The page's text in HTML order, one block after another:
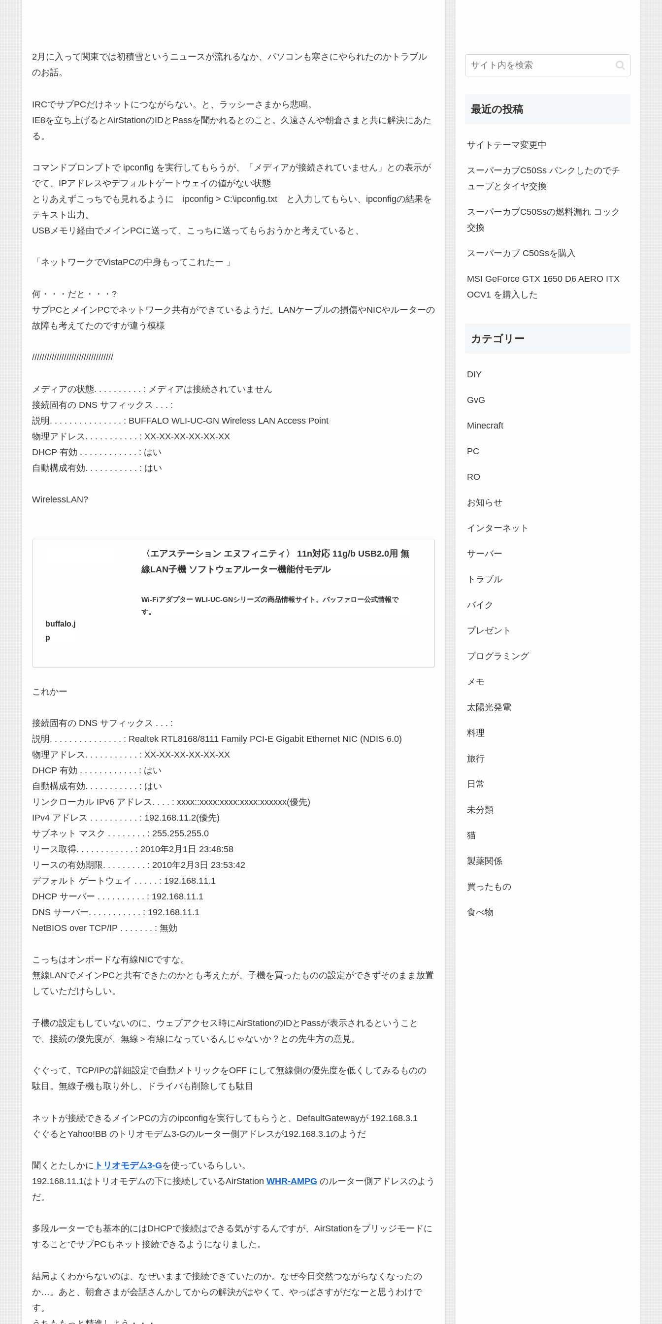
2月に入って関東では初積雪というニュースが流れるなか、パソコンも寒さにやられたのかトラブル
のお話。
IRCでサブPCだけネットにつながらない。と、ラッシーさまから悲鳴。
IE8を立ち上げるとAirStationのIDとPassを聞かれるとのこと。久遠さんや朝倉さまと共に解決にあた
る。
コマンドプロンプトで ipconfig を実行してもらうが、「メディアが接続されていません」との表示が
でて、IPアドレスやデフォルトゲートウェイの値がない状態
とりあえずこっちでも見れるように ipconfig > C:\ipconfig.txt と入力してもらい、ipconfigの結果を
テキスト出力。
USBメモリ経由でメインPCに送って、こっちに送ってもらおうかと考えていると、
「ネットワークでVistaPCの中身もってこれたー 」
何・・・だと・・・?
サブPCとメインPCでネットワーク共有ができているようだ。LANケーブルの損傷やNICやルーターの
故障も考えてたのですが違う模様
/////////////////////////////////
メディアの状態. . . . . . . . . . : メディアは接続されていません
接続固有の DNS サフィックス . . . :
説明. . . . . . . . . . . . . . . : BUFFALO WLI-UC-GN Wireless LAN Access Point
物理アドレス. . . . . . . . . . . : XX-XX-XX-XX-XX-XX
DHCP 有効 . . . . . . . . . . . . : はい
自動構成有効. . . . . . . . . . . : はい
WirelessLAN?
〈エアステーション エヌフィニティ〉 11n対応 11g/b USB2.0用 無
線LAN子機 ソフトウェアルーター機能付モデル
Wi-Fiアダプター WLI-UC-GNシリーズの商品情報サイト。バッファロー公式情報で
す。
buffalo.j
p
これかー
接続固有の DNS サフィックス . . . :
説明. . . . . . . . . . . . . . . : Realtek RTL8168/8111 Family PCI-E Gigabit Ethernet NIC (NDIS 6.0)
物理アドレス. . . . . . . . . . . : XX-XX-XX-XX-XX-XX
DHCP 有効 . . . . . . . . . . . . : はい
自動構成有効. . . . . . . . . . . : はい
リンクローカル IPv6 アドレス. . . . : xxxx::xxxx:xxxx:xxxx:xxxxxx(優先)
IPv4 アドレス . . . . . . . . . . : 192.168.11.2(優先)
サブネット マスク . . . . . . . . : 255.255.255.0
リース取得. . . . . . . . . . . . : 2010年2月1日 23:48:58
リースの有効期限. . . . . . . . . : 2010年2月3日 23:53:42
デフォルト ゲートウェイ . . . . . : 192.168.11.1
DHCP サーバー . . . . . . . . . . : 192.168.11.1
DNS サーバー. . . . . . . . . . . : 192.168.11.1
NetBIOS over TCP/IP . . . . . . . : 無効
こっちはオンボードな有線NICですな。
無線LANでメインPCと共有できたのかとも考えたが、子機を買ったものの設定ができずそのまま放置
していただけらしい。
子機の設定もしていないのに、ウェブアクセス時にAirStationのIDとPassが表示されるということ
で、接続の優先度が、無線＞有線になっているんじゃないか？との先生方の意見。
ぐぐって、TCP/IPの詳細設定で自動メトリックをOFF にして無線側の優先度を低くしてみるものの
駄目。無線子機も取り外し、ドライバも削除しても駄目
ネットが接続できるメインPCの方のipconfigを実行してもらうと、DefaultGatewayが 192.168.3.1
ぐぐるとYahoo!BB のトリオモデム3-Gのルーター側アドレスが192.168.3.1のようだ
聞くとたしかに トリオモデム3-Gを使っているらしい。
192.168.11.1はトリオモデムの下に接続しているAirStation WHR-AMPG のルーター側アドレスのよう
だ。
多段ルーターでも基本的にはDHCPで接続はできる気がするんですが、AirStationをブリッジモードに
することでサブPCもネット接続できるようになりました。
結局よくわからないのは、なぜいままで接続できていたのか。なぜ今日突然つながらなくなったの
か…。あと、朝倉さまが会話さんかしてからの解決がはやくて、やっぱさすがだなーと思うわけで
す。
最近の投稿
サイトテーマ変更中
スーパーカブC50Ss パンクしたのでチ
ューブとタイヤ交換
スーパーカブC50Ssの燃料漏れ コック
交換
スーパーカブ C50Ssを購入
MSI GeForce GTX 1650 D6 AERO ITX
OCV1 を購入した
カテゴリー
DIY
GvG
Minecraft
PC
RO
お知らせ
インターネット
サーバー
トラブル
バイク
プレゼント
プログラミング
メモ
太陽光発電
料理
旅行
日常
未分類
猫
製薬関係
買ったもの
食べ物